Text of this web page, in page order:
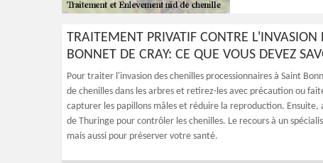
TRAITEMENT PRIVATIF CONTRE L'INVASION
BONNET DE CRAY: CE QUE VOUS DEVEZ
Pour traiter l'invasion des chenilles processionnaires à Saint
de chenilles dans les arbres et retirez-les avec précaution ou
capturer les papillons mâles et réduire la reproduction. Ensuite,
de Thuringe pour contrôler les chenilles. Le recours à un
mais aussi pour préserver votre santé.